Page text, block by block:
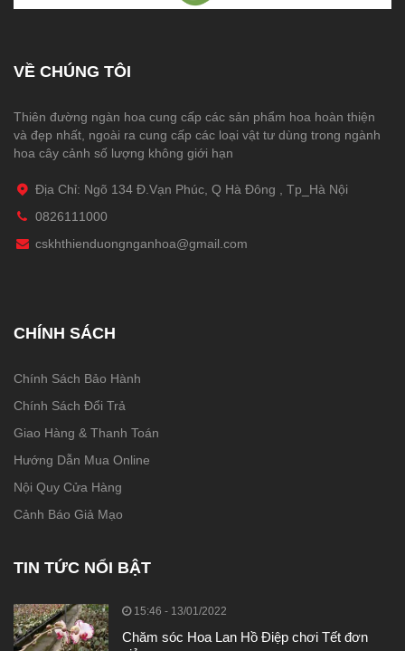
VỀ CHÚNG TÔI
Thiên đường ngàn hoa cung cấp các sản phẩm hoa hoàn thiện
và đẹp nhất, ngoài ra cung cấp các loại vật tư dùng trong ngành
hoa cây cảnh số lượng không giới hạn
Địa Chỉ: Ngõ 134 Đ.Vạn Phúc, Q Hà Đông , Tp_Hà Nội
0826111000
cskhthienduongnganhoa@gmail.com
CHÍNH SÁCH
Chính Sách Bảo Hành
Chính Sách Đổi Trả
Giao Hàng & Thanh Toán
Hướng Dẫn Mua Online
Nội Quy Cửa Hàng
Cảnh Báo Giả Mạo
TIN TỨC NỔI BẬT
15:46 - 13/01/2022
Chăm sóc Hoa Lan Hồ Điệp chơi Tết đơn